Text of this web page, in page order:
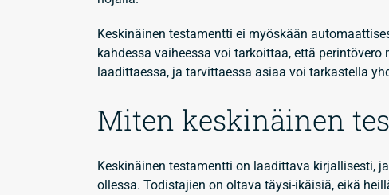
Keskinäinen testamentti ei myöskään
kahdessa vaiheessa voi tarkoittaa, että
laadittaessa, ja tarvittaessa asiaa voi tarkastella
Miten keskinäinen
Keskinäinen testamentti on laadittava kirjallisesti,
ollessa. Todistajien on oltava täysi-ikäisiä, eikä